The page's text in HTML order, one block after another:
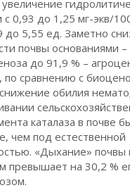
с 0,93 до 1,25 мг-экв/
до 5,55 ед. Заметно
почвы основаниями –
до 91,9 % –
по сравнению с
обилия
каталаза в почве
чем под естественной
«Дыхание» почвы
превышает на 30,2 %